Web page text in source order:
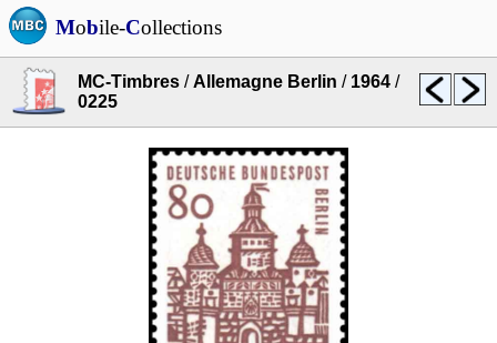
Mobile-Collections
MC-Timbres /Allemagne Berlin / 1964 /
0225